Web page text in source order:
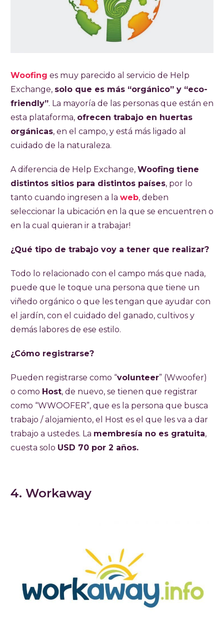
Woofing es muy parecido al servicio de Help
Exchange, solo que es más “orgánico” y “eco-
friendly”. La mayoría de las personas que están en
esta plataforma, ofrecen trabajo en huertas
orgánicas, en el campo, y está más ligado al
cuidado de la naturaleza.
A diferencia de Help Exchange, Woofing tiene
distintos sitios para distintos países, por lo
tanto cuando ingresen a la web, deben
seleccionar la ubicación en la que se encuentren o
en la cual quieran ir a trabajar!
¿Qué tipo de trabajo voy a tener que realizar?
Todo lo relacionado con el campo más que nada,
puede que le toque una persona que tiene un
viñedo orgánico o que les tengan que ayudar con
el jardín, con el cuidado del ganado, cultivos y
demás labores de ese estilo.
¿Cómo registrarse?
Pueden registrarse como “volunteer” (Wwoofer)
o como Host, de nuevo, se tienen que registrar
como “WWOOFER”, que es la persona que busca
trabajo / alojamiento, el Host es el que les va a dar
trabajo a ustedes. La membresía no es gratuita,
cuesta solo USD 70 por 2 años.
4. Workaway